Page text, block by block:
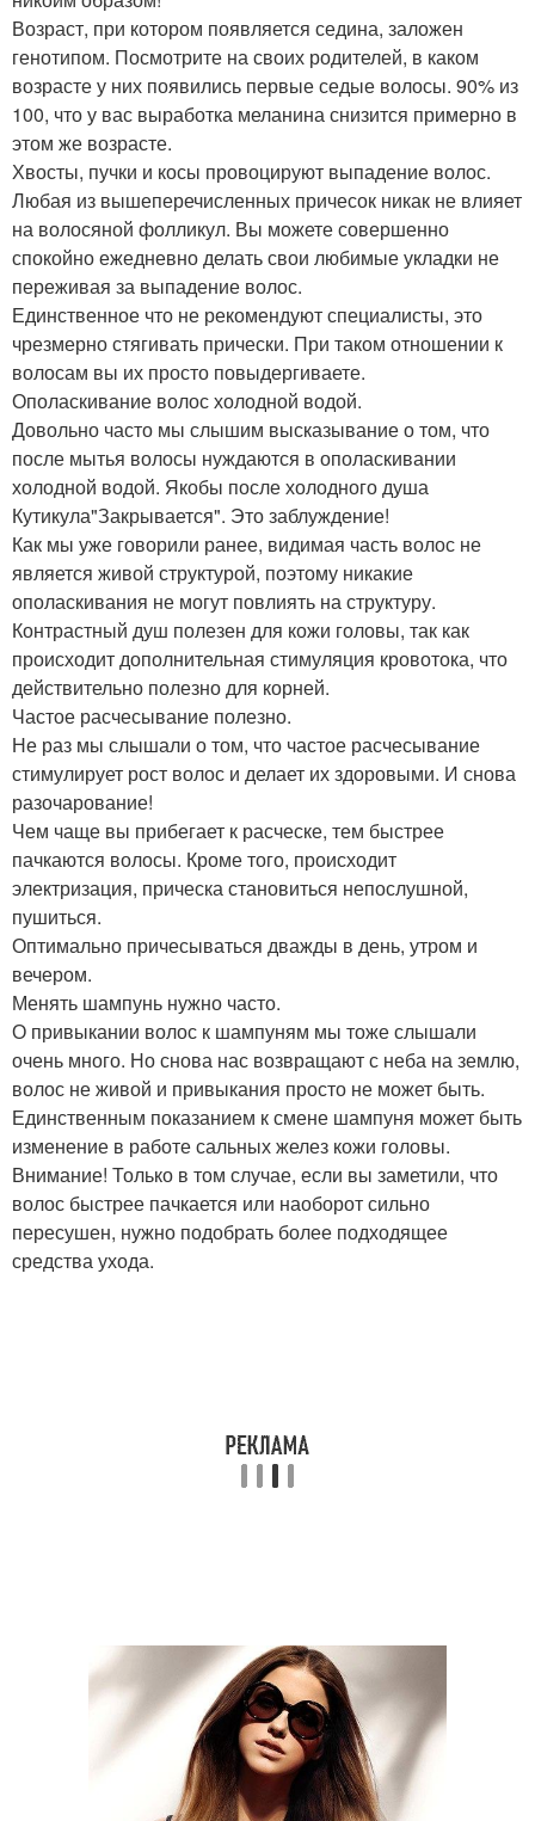
Возраст, при котором появляется седина, заложен
генотипом. Посмотрите на своих родителей, в каком
возрасте у них появились первые седые волосы. 90% из
100, что у вас выработка меланина снизится примерно в
этом же возрасте.
Хвосты, пучки и косы провоцируют выпадение волос.
Любая из вышеперечисленных причесок никак не влияет
на волосяной фолликул. Вы можете совершенно
спокойно ежедневно делать свои любимые укладки не
переживая за выпадение волос.
Единственное что не рекомендуют специалисты, это
чрезмерно стягивать прически. При таком отношении к
волосам вы их просто повыдергиваете.
Ополаскивание волос холодной водой.
Довольно часто мы слышим высказывание о том, что
после мытья волосы нуждаются в ополаскивании
холодной водой. Якобы после холодного душа
Кутикула"Закрывается". Это заблуждение!
Как мы уже говорили ранее, видимая часть волос не
является живой структурой, поэтому никакие
ополаскивания не могут повлиять на структуру.
Контрастный душ полезен для кожи головы, так как
происходит дополнительная стимуляция кровотока, что
действительно полезно для корней.
Частое расчесывание полезно.
Не раз мы слышали о том, что частое расчесывание
стимулирует рост волос и делает их здоровыми. И снова
разочарование!
Чем чаще вы прибегает к расческе, тем быстрее
пачкаются волосы. Кроме того, происходит
электризация, прическа становиться непослушной,
пушиться.
Оптимально причесываться дважды в день, утром и
вечером.
Менять шампунь нужно часто.
О привыкании волос к шампуням мы тоже слышали
очень много. Но снова нас возвращают с неба на землю,
волос не живой и привыкания просто не может быть.
Единственным показанием к смене шампуня может быть
изменение в работе сальных желез кожи головы.
Внимание! Только в том случае, если вы заметили, что
волос быстрее пачкается или наоборот сильно
пересушен, нужно подобрать более подходящее
средства ухода.